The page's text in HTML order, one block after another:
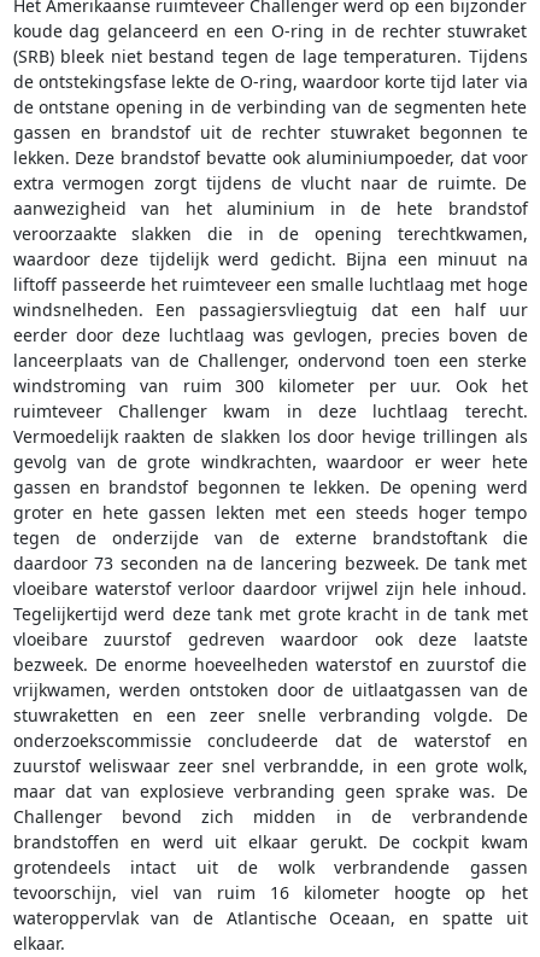
Het Amerikaanse ruimteveer Challenger werd op een bijzonder
koude dag gelanceerd en een O-ring in de rechter stuwraket
(SRB) bleek niet bestand tegen de lage temperaturen. Tijdens
de ontstekingsfase lekte de O-ring, waardoor korte tijd later via
de ontstane opening in de verbinding van de segmenten hete
gassen en brandstof uit de rechter stuwraket begonnen te
lekken. Deze brandstof bevatte ook aluminiumpoeder, dat voor
extra vermogen zorgt tijdens de vlucht naar de ruimte. De
aanwezigheid van het aluminium in de hete brandstof
veroorzaakte slakken die in de opening terechtkwamen,
waardoor deze tijdelijk werd gedicht. Bijna een minuut na
liftoff passeerde het ruimteveer een smalle luchtlaag met hoge
windsnelheden. Een passagiersvliegtuig dat een half uur
eerder door deze luchtlaag was gevlogen, precies boven de
lanceerplaats van de Challenger, ondervond toen een sterke
windstroming van ruim 300 kilometer per uur. Ook het
ruimteveer Challenger kwam in deze luchtlaag terecht.
Vermoedelijk raakten de slakken los door hevige trillingen als
gevolg van de grote windkrachten, waardoor er weer hete
gassen en brandstof begonnen te lekken. De opening werd
groter en hete gassen lekten met een steeds hoger tempo
tegen de onderzijde van de externe brandstoftank die
daardoor 73 seconden na de lancering bezweek. De tank met
vloeibare waterstof verloor daardoor vrijwel zijn hele inhoud.
Tegelijkertijd werd deze tank met grote kracht in de tank met
vloeibare zuurstof gedreven waardoor ook deze laatste
bezweek. De enorme hoeveelheden waterstof en zuurstof die
vrijkwamen, werden ontstoken door de uitlaatgassen van de
stuwraketten en een zeer snelle verbranding volgde. De
onderzoekscommissie concludeerde dat de waterstof en
zuurstof weliswaar zeer snel verbrandde, in een grote wolk,
maar dat van explosieve verbranding geen sprake was. De
Challenger bevond zich midden in de verbrandende
brandstoffen en werd uit elkaar gerukt. De cockpit kwam
grotendeels intact uit de wolk verbrandende gassen
tevoorschijn, viel van ruim 16 kilometer hoogte op het
wateroppervlak van de Atlantische Oceaan, en spatte uit
elkaar.